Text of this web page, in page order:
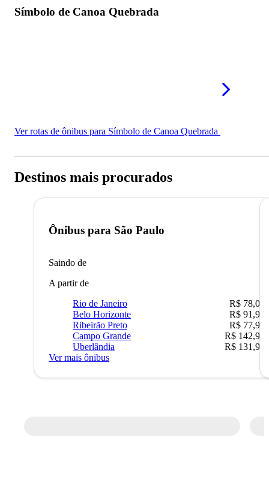
Símbolo de Canoa Quebrada
Ver rotas de ônibus para Símbolo de Canoa Quebrada
Destinos mais procurados
Ônibus para São Paulo
Saindo de
A partir de
Rio de Janeiro
R$ 78,02
Belo Horizonte
R$ 91,90
Ribeirão Preto
R$ 77,90
Campo Grande
R$ 142,90
Uberlândia
R$ 131,90
Ver mais ônibus